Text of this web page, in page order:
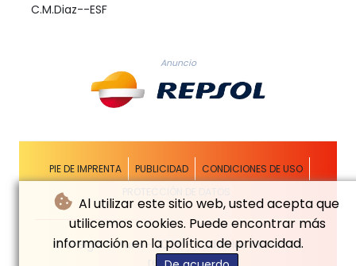
Al utilizar este sitio web, usted acepta que
utilicemos cookies. Puede encontrar más
información en la política de privacidad.
C.M.Diaz--ESF
Anuncio
PIE DE IMPRENTA PUBLICIDAD
CONDICIONES DE USO
© El Siglo Futuro - 2026 - Todos los derechos
reservados